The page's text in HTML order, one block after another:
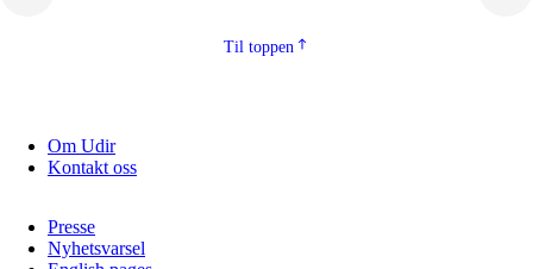
Til toppen
Om Udir
Kontakt oss
Presse
Nyhetsvarsel